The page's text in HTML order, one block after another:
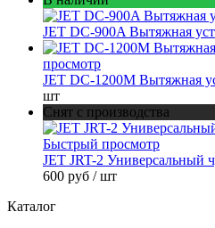
JET DC-900A Вытяжная
просмотр
JET DC-1200M Вытяжная
шт
Снят с производства
Быстрый просмотр
JET JRT-2 Универсальный
600 руб / шт
Каталог